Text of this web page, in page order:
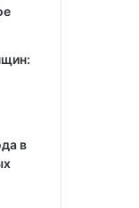
в